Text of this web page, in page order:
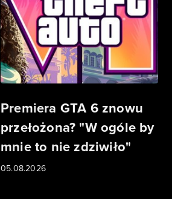
Premiera GTA 6 znowu
przełożona? "W ogóle by
mnie to nie zdziwiło"
05.08.2026